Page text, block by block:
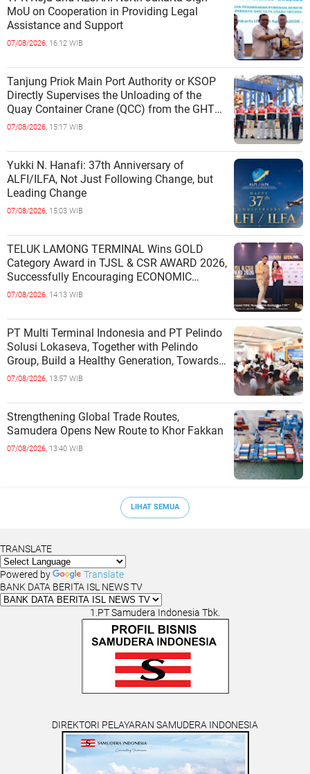
MoU on Cooperation in Providing Legal
Assistance and Support
07/08/2026, 16:12 WIB
Tanjung Priok Main Port Authority or KSOP
Directly Supervises the Unloading of the
Quay Container Crane (QCC) from the GHT
Marimas Ship at the North J
07/08/2026, 15:17 WIB
Yukki N. Hanafi: 37th Anniversary of
ALFI/ILFA, Not Just Following Change, but
Leading Change
07/08/2026, 15:03 WIB
TELUK LAMONG TERMINAL Wins GOLD
Category Award in TJSL & CSR AWARD 2026,
Successfully Encouraging ECONOMIC
INDEPENDENCE OF COASTAL
07/08/2026, 14:13 WIB
PT Multi Terminal Indonesia and PT Pelindo
Solusi Lokaseva, Together with Pelindo
Group, Build a Healthy Generation, Towards
a Golden Indonesia
07/08/2026, 13:57 WIB
Strengthening Global Trade Routes,
Samudera Opens New Route to Khor Fakkan
07/08/2026, 13:40 WIB
LIHAT SEMUA
TRANSLATE
Powered by
Translate
BANK DATA BERITA ISL NEWS TV
1.PT Samudera Indonesia Tbk.
DIREKTORI PELAYARAN SAMUDERA INDONESIA